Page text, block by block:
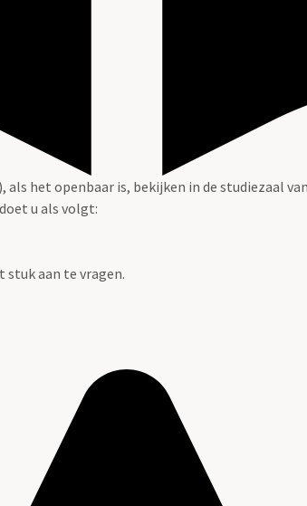
het openbaar is, bekijken in de studiezaal
u als volgt:
stuk aan te vragen.